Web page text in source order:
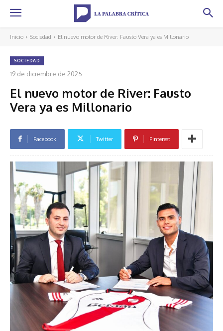
Inicio Sociedad El nuevo motor de River: Fausto Vera ya es Millonario
SOCIEDAD
19 de diciembre de 2025
El nuevo motor de River: Fausto
Vera ya es Millonario
Facebook Twitter Pinterest